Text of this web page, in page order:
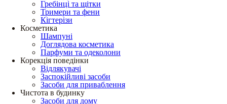
Гребінці та щітки
Тримери та фени
Кігтерізи
Косметика
Шампуні
Доглядова косметика
Парфуми та одеколони
Корекція поведінки
Відлякувачі
Заспокійливі засоби
Засоби для приваблення
Чистота в будинку
Засоби для дому